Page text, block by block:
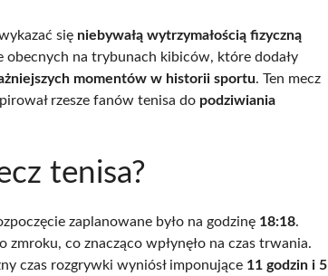
się niebywałą wytrzymałością fizyczną
obecnych na trybunach kibiców, które dodały
momentów w historii sportu. Ten mecz
rzesze fanów tenisa do podziwiania
tenisa?
zaplanowane było na godzinę 18:18.
co znacząco wpłynęło na czas trwania.
czas rozgrywki wyniósł imponujące 11 godzin i 5